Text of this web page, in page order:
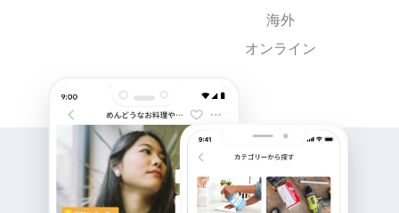
海外
オンライン